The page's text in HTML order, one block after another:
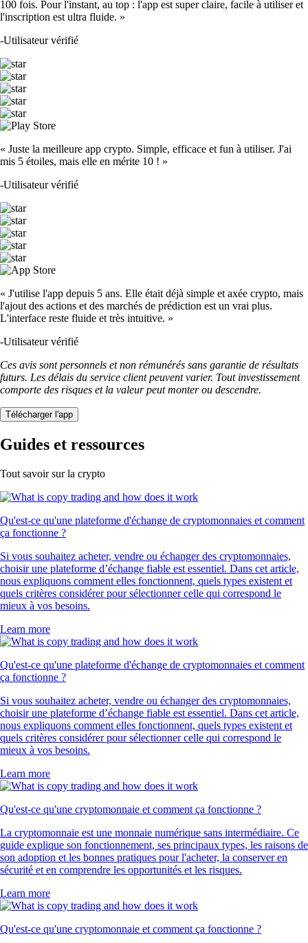
100 fois. Pour l'instant, au top : l'app est super claire, facile à utiliser et
l'inscription est ultra fluide. »
-Utilisateur vérifié
« Juste la meilleure app crypto. Simple, efficace et fun à utiliser. J'ai
mis 5 étoiles, mais elle en mérite 10 ! »
-Utilisateur vérifié
« J'utilise l'app depuis 5 ans. Elle était déjà simple et axée crypto, mais
l'ajout des actions et des marchés de prédiction est un vrai plus.
L'interface reste fluide et très intuitive. »
-Utilisateur vérifié
Ces avis sont personnels et non rémunérés sans garantie de résultats
futurs. Les délais du service client peuvent varier. Tout investissement
comporte des risques et la valeur peut monter ou descendre.
Télécharger l'app
Guides et ressources
Tout savoir sur la crypto
Qu'est-ce qu'une plateforme d'échange de cryptomonnaies et comment
ça fonctionne ?
Si vous souhaitez acheter, vendre ou échanger des cryptomonnaies,
choisir une plateforme d’échange fiable est essentiel. Dans cet article,
nous expliquons comment elles fonctionnent, quels types existent et
quels critères considérer pour sélectionner celle qui correspond le
mieux à vos besoins.
Learn more
Qu'est-ce qu'une plateforme d'échange de cryptomonnaies et comment
ça fonctionne ?
Si vous souhaitez acheter, vendre ou échanger des cryptomonnaies,
choisir une plateforme d’échange fiable est essentiel. Dans cet article,
nous expliquons comment elles fonctionnent, quels types existent et
quels critères considérer pour sélectionner celle qui correspond le
mieux à vos besoins.
Learn more
Qu'est-ce qu'une cryptomonnaie et comment ça fonctionne ?
La cryptomonnaie est une monnaie numérique sans intermédiaire. Ce
guide explique son fonctionnement, ses principaux types, les raisons de
son adoption et les bonnes pratiques pour l'acheter, la conserver en
sécurité et en comprendre les opportunités et les risques.
Learn more
Qu'est-ce qu'une cryptomonnaie et comment ça fonctionne ?